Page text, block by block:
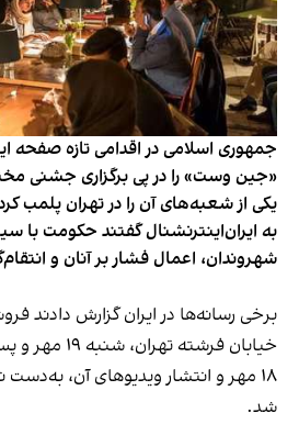
جمهوری اسلامی در اقدامی تازه صفحه
«جین وست» را در پی برگزاری جشنی
یکی از شعبه‌های آن را در تهران پلمب
به ایران‌اینترنشنال گفتند حکومت با
شهروندان، اعمال فشار بر آنان و
برخی رسانه‌ها در ایران گزارش دادند
خیابان فرشته
۱۸ مهر و انتشار ویدیوهای آن،
شد.